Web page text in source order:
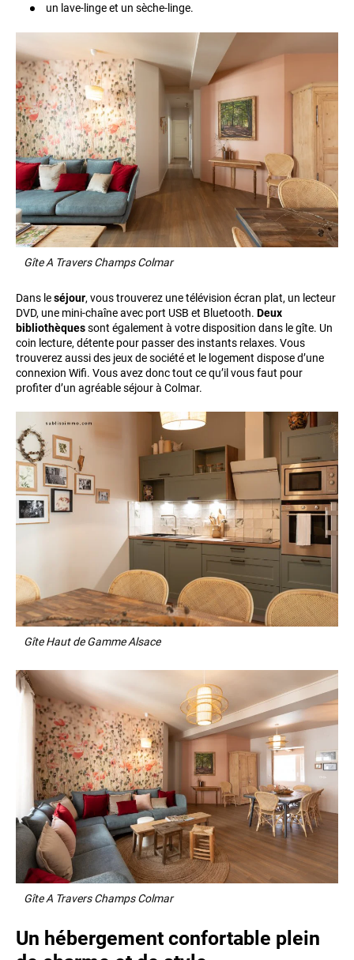
un lave-linge et un sèche-linge.
Gîte A Travers Champs Colmar
Dans leséjour, vous trouverez une télévision écran plat, un lecteur
DVD, une mini-chaîne avec port USB et Bluetooth. Deux
bibliothèquessont également à votre disposition dans le gîte. Un
coin lecture, détente pour passer des instants relaxes. Vous
trouverez aussi des jeux de société et le logement dispose d’une
connexion Wifi. Vous avez donc tout ce qu’il vous faut pour
profiter d’un agréable séjour à Colmar.
Gîte Haut de Gamme Alsace
Gîte A Travers Champs Colmar
Un hébergement confortable plein